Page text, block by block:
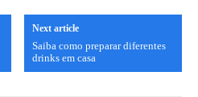
Next article
Saiba como preparar diferentes
drinks em casa